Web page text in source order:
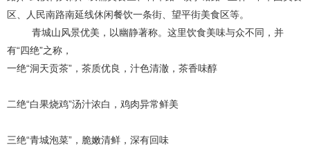
区、人民南路南延线休闲餐饮一条街、望平街美食区等。
青城山风景优美，以幽静著称。这里饮食美味与众不同，并
有“四绝”之称，
一绝“洞天贡茶”，茶质优良，汁色清澈，茶香味醇
二绝“白果烧鸡”汤汁浓白，鸡肉异常鲜美
三绝“青城泡菜”，脆嫩清鲜，深有回味